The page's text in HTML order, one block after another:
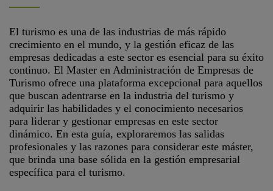
El turismo es una de las industrias de más rápido
crecimiento en el mundo, y la gestión eficaz de las
empresas dedicadas a este sector es esencial para su éxito
continuo. El Master en Administración de Empresas de
Turismo ofrece una plataforma excepcional para aquellos
que buscan adentrarse en la industria del turismo y
adquirir las habilidades y el conocimiento necesarios
para liderar y gestionar empresas en este sector
dinámico. En esta guía, exploraremos las salidas
profesionales y las razones para considerar este máster,
que brinda una base sólida en la gestión empresarial
específica para el turismo.